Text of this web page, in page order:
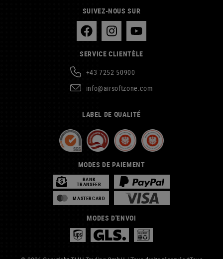
SUIVEZ-NOUS SUR
SERVICE CLIENTÈLE
+43 7252 50900
info@airsoftzone.com
LABEL DE QUALITÉ
MODES DE PAIEMENT
BANK
TRANSFER
MASTERCARD
MODES D'ENVOI